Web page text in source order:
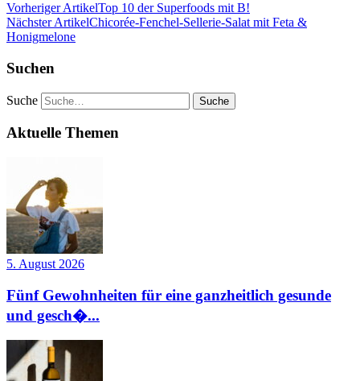
Vorheriger ArtikelTop 10 der Superfoods mit B!
Nächster ArtikelChicorée-Fenchel-Sellerie-Salat mit Feta &
Honigmelone
Suchen
Suche
Aktuelle Themen
5. August 2026
Fünf Gewohnheiten für eine ganzheitlich gesunde
und gesch�...